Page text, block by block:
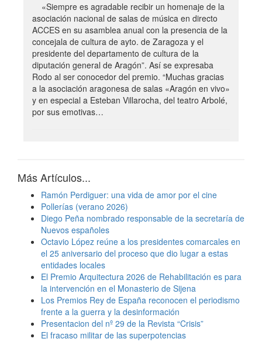
«Siempre es agradable recibir un homenaje de la
asociación nacional de salas de música en directo
ACCES en su asamblea anual con la presencia de la
concejala de cultura de ayto. de Zaragoza y el
presidente del departamento de cultura de la
diputación general de Aragón”. Así se expresaba
Rodo al ser conocedor del premio. “Muchas gracias
a la asociación aragonesa de salas «Aragón en vivo»
y en especial a Esteban Villarocha, del teatro Arbolé,
por sus emotivas…
Más Artículos...
Ramón Perdiguer: una vida de amor por el cine
Pollerías (verano 2026)
Diego Peña nombrado responsable de la secretaría de
Nuevos españoles
Octavio López reúne a los presidentes comarcales en
el 25 aniversario del proceso que dio lugar a estas
entidades locales
El Premio Arquitectura 2026 de Rehabilitación es para
la intervención en el Monasterio de Sijena
Los Premios Rey de España reconocen el periodismo
frente a la guerra y la desinformación
Presentacion del nº 29 de la Revista “Crisis”
El fracaso militar de las superpotencias